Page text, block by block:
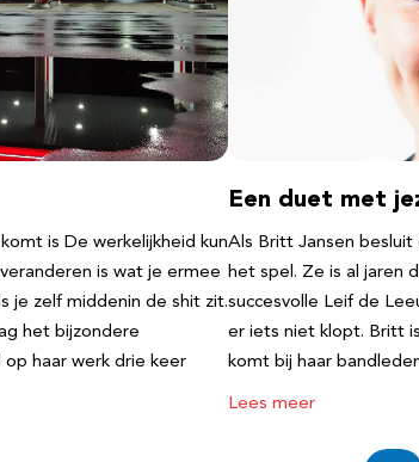
is De werkelijkheid kun
is wat je ermee
je zelf middenin de shit zit.
het bijzondere
op haar werk drie keer
Een duet met
Als Britt Jansen
het spel. Ze is al jaren
succesvolle Leif de
er iets niet klopt. Britt
komt bij haar
Lees meer